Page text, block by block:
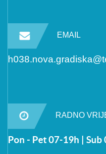
EMAIL
RADNO
Pon - Pet 07-19h | Sub